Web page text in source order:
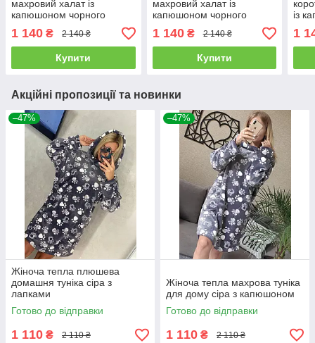
махровий халат із
капюшоном чорного
кольору
1 140 ₴ 2 140 ₴
Купити
махровий халат із
капюшоном чорного
кольору з вухами панди
1 140₴ 2 140 ₴
Купити
із
1
Акційні пропозиції та новинки
–47%
Жіноча тепла плюшева
домашня туніка сіра з
лапками
Готово до відправки
1 110 ₴ 2 110 ₴
–47%
Жіноча тепла махрова туніка
для дому сіра з капюшоном
Готово до відправки
1 110 ₴ 2 110 ₴